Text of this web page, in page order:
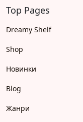
Top Pages
Dreamy Shelf
Shop
Новинки
Blog
Жанри